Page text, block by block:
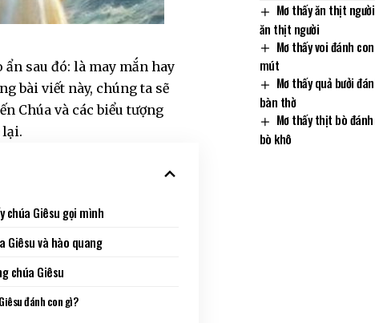
sau đó: là may mắn hay
bài viết này, chúng ta sẽ
Chúa và các biểu tượng
lại.
chúa Giêsu gọi mình
Giêsu và hào quang
chúa Giêsu
đánh con gì?
Mơ thấy ăn thịt
ăn thịt người
Mơ thấy voi đánh
mút
Mơ thấy quả bưởi
bàn thờ
Mơ thấy thịt bò
bò khô